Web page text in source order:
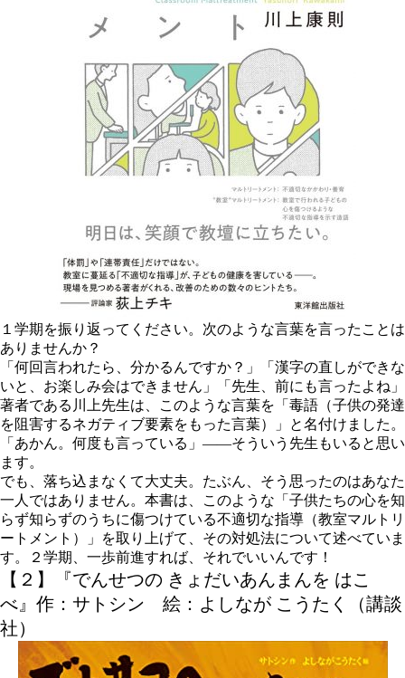
１学期を振り返ってください。次のような言葉を言ったことは
ありませんか？
「何回言われたら、分かるんですか？」「漢字の直しができな
いと、お楽しみ会はできません」「先生、前にも言ったよね」
著者である川上先生は、このような言葉を「毒語（子供の発達
を阻害するネガティブ要素をもった言葉）」と名付けました。
「あかん。何度も言っている」――そういう先生もいると思い
ます。
でも、落ち込まなくて大丈夫。たぶん、そう思ったのはあなた
一人ではありません。本書は、このような「子供たちの心を知
らず知らずのうちに傷つけている不適切な指導（教室マルトリ
ートメント）」を取り上げて、その対処法について述べていま
す。２学期、一歩前進すれば、それでいいんです！
【２】『でんせつの きょだいあんまんを はこ
べ』作：サトシン 絵：よしなが こうたく（講談
社）